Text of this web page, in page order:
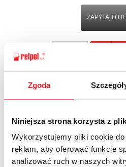
Zgoda
Niniejsza strona korzysta z
Wykorzystujemy pliki cookie
reklam, aby oferować funkcje
analizować ruch w naszych
ZAPYTAJ O
Zapytaj o